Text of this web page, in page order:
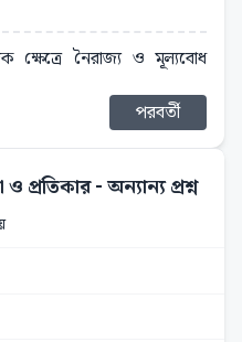
ক্ষেত্রে নৈরাজ্য ও মূল্যবোধ
পরবর্তী
ও প্রতিকার- অন্যান্য প্রশ্ন